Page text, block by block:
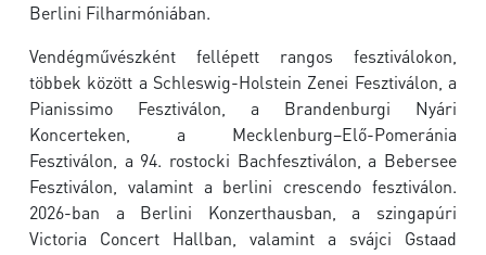
Berlini Filharmóniában.
Vendégművészként fellépett rangos fesztiválokon,
többek között a Schleswig-Holstein Zenei Fesztiválon, a
Pianissimo Fesztiválon, a Brandenburgi Nyári
Koncerteken, a Mecklenburg–Elő-Pomeránia
Fesztiválon, a 94. rostocki Bachfesztiválon, a Bebersee
Fesztiválon, valamint a berlini crescendo fesztiválon.
2026-ban a Berlini Konzerthausban, a szingapúri
Victoria Concert Hallban, valamint a svájci Gstaad